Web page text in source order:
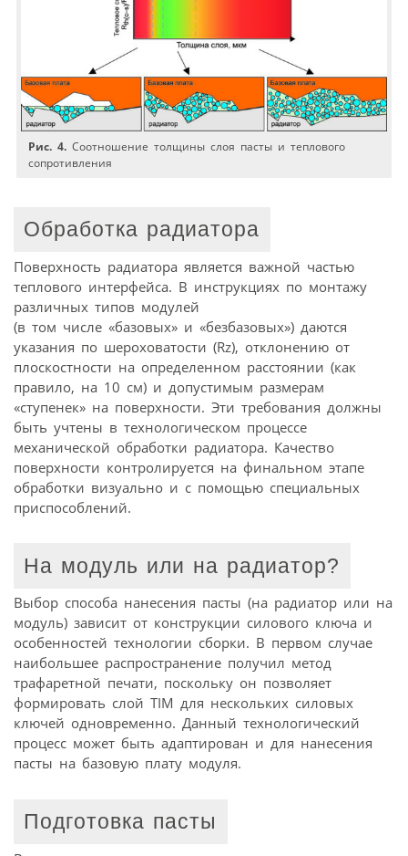
Рис. 4. Соотношение толщины слоя пасты и теплового
сопротивления
Обработка радиатора
Поверхность радиатора является важной частью
теплового интерфейса. В инструкциях по монтажу
различных типов модулей
(в том числе «базовых» и «безбазовых») даются
указания по шероховатости (Rz), отклонению от
плоскостности на определенном расстоянии (как
правило, на 10 см) и допустимым размерам
«ступенек» на поверхности. Эти требования должны
быть учтены в технологическом процессе
механической обработки радиатора. Качество
поверхности контролируется на финальном этапе
обработки визуально и с помощью специальных
приспособлений.
На модуль или на радиатор?
Выбор способа нанесения пасты (на радиатор или на
модуль) зависит от конструкции силового ключа и
особенностей технологии сборки. В первом случае
наибольшее распространение получил метод
трафаретной печати, поскольку он позволяет
формировать слой TIM для нескольких силовых
ключей одновременно. Данный технологический
процесс может быть адаптирован и для нанесения
пасты на базовую плату модуля.
Подготовка пасты